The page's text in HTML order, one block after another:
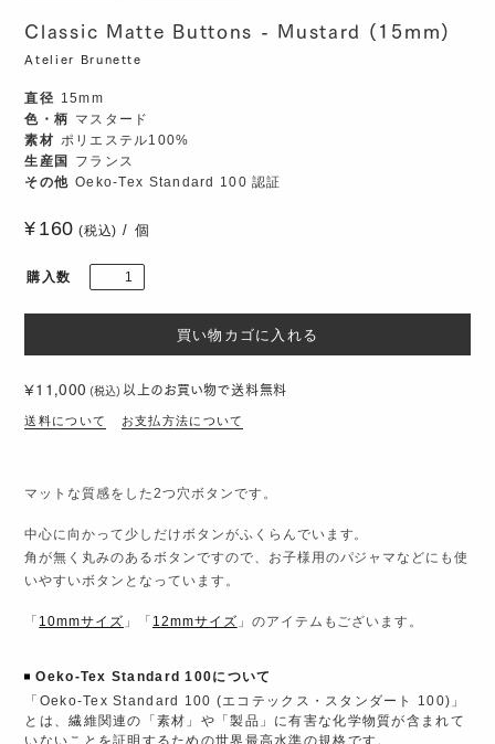
Classic Matte Buttons - Mustard (15mm)
Atelier Brunette
直径 15mm
色・柄 マスタード
素材 ポリエステル100%
生産国
フランス
その他 Oeko-Tex Standard 100 認証
160 (税込) 個
購入数
¥11,000 (税込) 以上のお買い物で送料無料
送料について お支払方法について
マットな質感をした2つ穴ボタンです。
中心に向かって少しだけボタンがふくらんでいます。
角が無く丸みのあるボタンですので、お子様用のパジャマなどにも使
いやすいボタンとなっています。
「 10mmサイズ 」「 12mmサイズ 」のアイテムもございます。
Oeko-Tex Standard 100について
「Oeko-Tex Standard 100 (エコテックス・スタンダート 100)」
とは、繊維関連の「素材」や「製品」に有害な化学物質が含まれて
いないことを証明するための世界最高水準の規格です。